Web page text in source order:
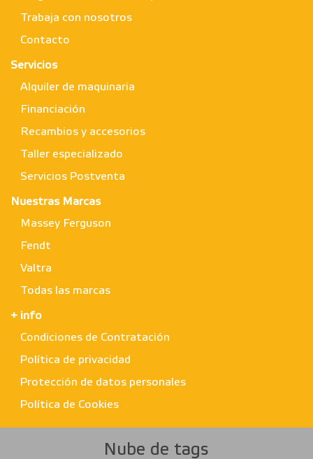
Trabaja con nosotros
Contacto
Servicios
Alquiler de maquinaria
Financiación
Recambios y accesorios
Taller especializado
Servicios Postventa
Nuestras Marcas
Massey Ferguson
Fendt
Valtra
Todas las marcas
+ info
Condiciones de Contratación
Política de privacidad
Protección de datos personales
Política de Cookies
Nube de tags